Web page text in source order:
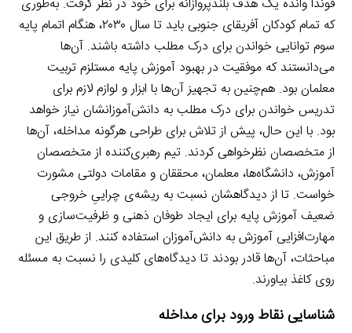
فوندا وانده یک هدف بلندپروازانه برای خود در نظر گرفت. به‌طوری
که تمام کودکان آفریقای جنوبی باید تا سال ۲۰۳۰، هنگام اتمام پایه
سوم توانایی خواندن برای درک مطلب داشته باشند. آن‌ها
می‌دانستند که موفقیت در بهبود آموزش پایه مستلزم تربیت
معلمان بود. هم‌چنین به تجهیز آن‌ها با ابزار و لوازم لازم برای
تدریس خواندن برای درک مطلب به دانش‌آموزانشان نیاز خواهد
بود. با این حال، پیش از تلاش برای طراحی هرگونه مداخله، آن‌ها
از متخصصان نظرخواهی کردند. تیم رهبری‌کننده از متخصصان
آموزش، دانشگاه‌ها، معلمان، محققان و مقامات دولتی مشورت
خواست. تا از دیدگاهشان نسبت به ریشه‌ی چراییِ خروجی
ضعیف آموزش پایه برای ایجاد طوفان ذهنی و ظرفیت‌سازی و
مهارت‌افزایی آموزش به دانش‌آموزان استفاده کنند. از طریق این
مباحثات، آن‌ها قادر بودند تا دیدگاه‌های کلیدی را نسبت به مسئله
روی کاغذ بیاورند.
شناسایی نقاط ورود برای مداخله